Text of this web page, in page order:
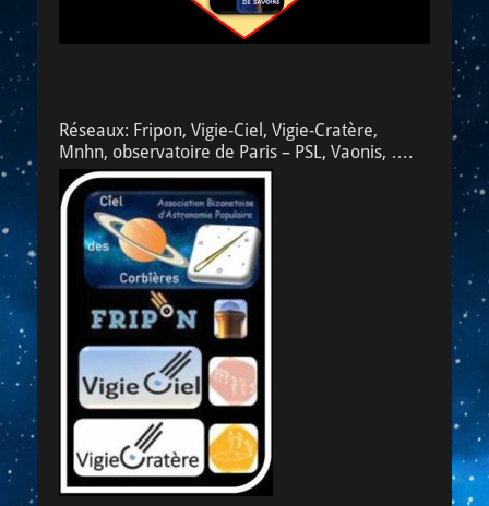
Réseaux: Fripon, Vigie-Ciel, Vigie-Cratère,
Mnhn, observatoire de Paris – PSL, Vaonis, ….